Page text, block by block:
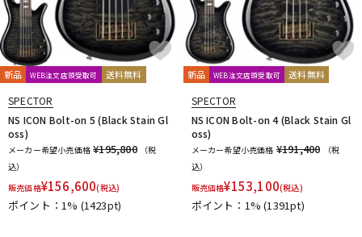
新品 WEB注文店頭受取可 送料無料
SPECTOR
NS ICON Bolt-on 5 (Black Stain Gl
oss)
メーカー希望小売価格 ¥195,800
（税
込）
販売価格¥156,600(税込)
ポイント：1% (1423pt)
新品 WEB注文店頭受取可 送料無料
SPECTOR
NS ICON Bolt-on 4 (Black Stain Gl
oss)
メーカー希望小売価格 ¥191,400
（税
込）
販売価格¥153,100(税込)
ポイント：1%(1391pt)